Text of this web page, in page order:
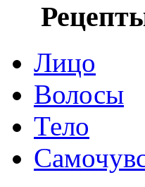
Лицо
Волосы
Тело